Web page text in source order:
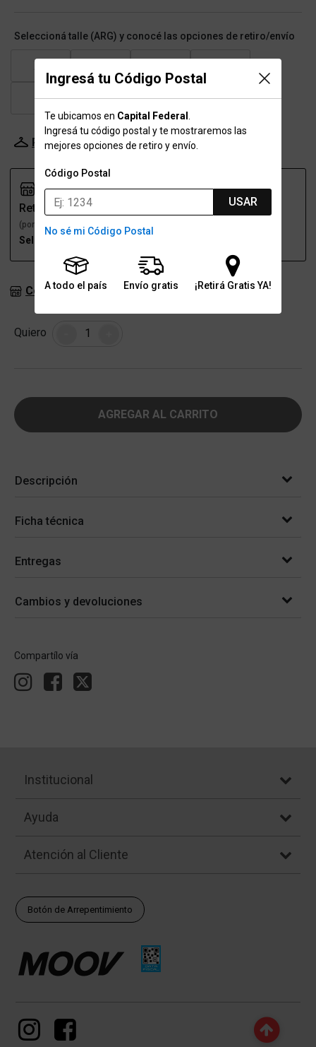
Ingresá tu Código Postal
Te ubicamos en Capital Federal
Ingresá tu código postal y te mostraremos las
mejores opciones de retiro y envío.
Código Postal
USAR
No sé mi Código Postal
A todo el país Envío gratis ¡Retirá Gratis YA!
Seleccioná talle (ARG) y conocé las opciones de retiro/envío
XS
XL XXL XXXL
Probador Virtual Tabla de talles
Retiro
(por una sucursal)
Seleccioná talle
Consultar stock en sucursales
Quiero Cantidad
AGREGAR AL CARRITO
Descripción
Ficha técnica
Entregas
Cambios y devoluciones
Compartílo vía
Institucional
Ayuda
Atención al Cliente
Botón de Arrepentimiento